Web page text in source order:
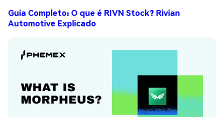
Guia Completo: O que é RIVN Stock? Rivian
Automotive Explicado